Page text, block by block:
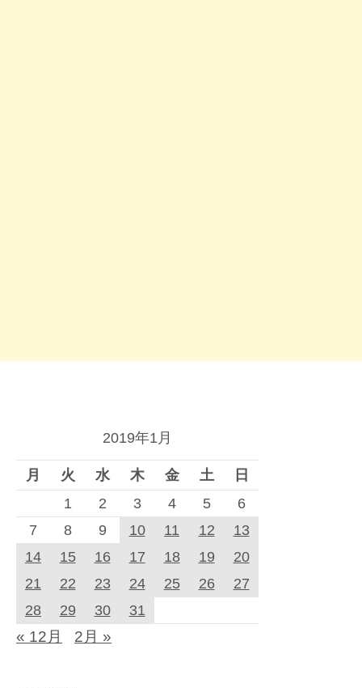
2019年1月
月 火 水 木 金 土
日
1
2 3 4 5
6
7
8 9 10 11 12
13
14
15 16 17 18 19
20
21
22 23 24 25 26
27
28
29 30 31
« 12月 2月 »